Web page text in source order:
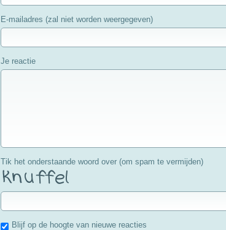
E-mailadres (zal niet worden weergegeven)
Je reactie
Tik het onderstaande woord over (om spam te vermijden)
Blijf op de hoogte van nieuwe reacties